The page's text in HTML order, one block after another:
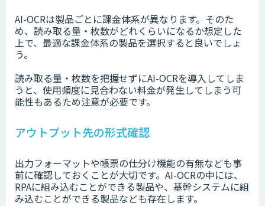
AI-OCRは製品ごとに課金体系が異なります。そのた
め、読み取る量・枚数がどれくらいになるか想定した
上で、最適な課金体系の製品を選択すると良いでしょ
う。
読み取る量・枚数を把握せずにAI-OCRを導入してしま
うと、使用頻度に見合わない料金が発生してしまう可
能性もあるため注意が必要です。
アウトプット先の形式確認
出力フォーマットや帳票の仕分け機能の有無なども事
前に確認しておくことが大切です。AI-OCRの中には、
RPAに組み込むことができる製品や、基幹システムに組
み込むことができる製品なども存在します。